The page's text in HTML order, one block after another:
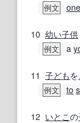
例文
10 幼い子供
例文 a
11 子どもを
例文 to
12 いとこ の